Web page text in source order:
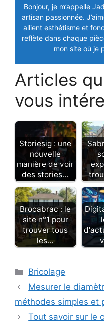
Bonjour, je m’appelle
artisan passionnée.
allient esthétisme et
reflète dans chaque
mon site où je
Articles
vous
Storiesig : une
nouvelle
manière de voir
des stories…
Brocabrac : le
site n°1 pour
trouver tous
les…
Catégories
Bricolage
Mesurer le
méthodes simples et
Tout savoir sur le